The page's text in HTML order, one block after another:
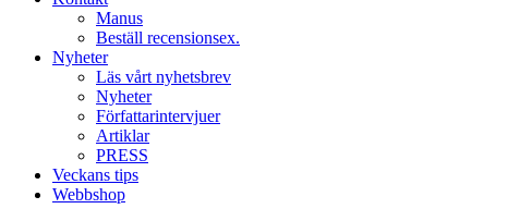
Manus
Beställ recensionsex.
Nyheter
Läs vårt nyhetsbrev
Nyheter
Författarintervjuer
Artiklar
PRESS
Veckans tips
Webbshop